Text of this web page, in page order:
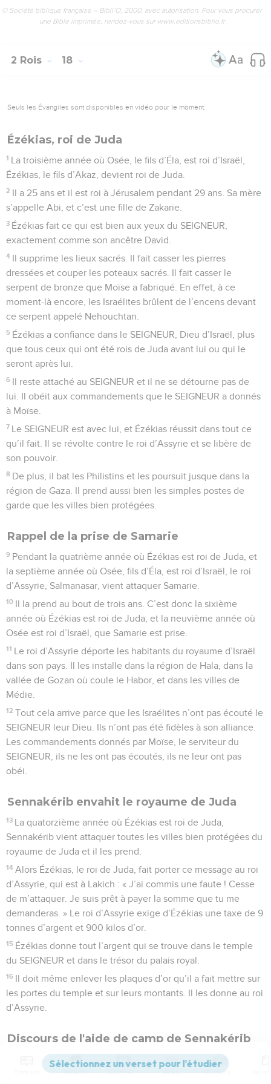
© Société biblique française – Bibli’O, 2000, avec autorisation. Pour vous procurer
une Bible imprimée, rendez-vous sur www.editionsbiblio.fr
2 Rois 18
Seuls les Évangiles sont disponibles en vidéo pour le moment.
Ézékias, roi de Juda
1 La troisième année où Osée, le fils d’Éla, est roi d’Israël,
Ézékias, le fils d’Akaz, devient roi de Juda.
2 Il a 25 ans et il est roi à Jérusalem pendant 29 ans. Sa mère
s’appelle Abi, et c’est une fille de Zakarie.
3 Ézékias fait ce qui est bien aux yeux du SEIGNEUR,
exactement comme son ancêtre David.
4 Il supprime les lieux sacrés. Il fait casser les pierres
dressées et couper les poteaux sacrés. Il fait casser le
serpent de bronze que Moïse a fabriqué. En effet, à ce
moment-là encore, les Israélites brûlent de l’encens devant
ce serpent appelé Nehouchtan.
5 Ézékias a confiance dans le SEIGNEUR, Dieu d’Israël, plus
que tous ceux qui ont été rois de Juda avant lui ou qui le
seront après lui.
6 Il reste attaché au SEIGNEUR et il ne se détourne pas de
lui. Il obéit aux commandements que le SEIGNEUR a donnés
à Moïse.
7 Le SEIGNEUR est avec lui, et Ézékias réussit dans tout ce
qu’il fait. Il se révolte contre le roi d’Assyrie et se libère de
son pouvoir.
8 De plus, il bat les Philistins et les poursuit jusque dans la
région de Gaza. Il prend aussi bien les simples postes de
garde que les villes bien protégées.
Rappel de la prise de Samarie
9 Pendant la quatrième année où Ézékias est roi de Juda, et
la septième année où Osée, fils d’Éla, est roi d’Israël, le roi
d’Assyrie, Salmanasar, vient attaquer Samarie.
10 Il la prend au bout de trois ans. C’est donc la sixième
année où Ézékias est roi de Juda, et la neuvième année où
Osée est roi d’Israël, que Samarie est prise.
11 Le roi d’Assyrie déporte les habitants du royaume d’Israël
dans son pays. Il les installe dans la région de Hala, dans la
vallée de Gozan où coule le Habor, et dans les villes de
Médie.
12 Tout cela arrive parce que les Israélites n’ont pas écouté le
SEIGNEUR leur Dieu. Ils n’ont pas été fidèles à son alliance.
Les commandements donnés par Moïse, le serviteur du
SEIGNEUR, ils ne les ont pas écoutés, ils ne leur ont pas
obéi.
Sennakérib envahit le royaume de Juda
13 La quatorzième année où Ézékias est roi de Juda,
Sennakérib vient attaquer toutes les villes bien protégées du
royaume de Juda et il les prend.
14 Alors Ézékias, le roi de Juda, fait porter ce message au roi
d’Assyrie, qui est à Lakich : « J’ai commis une faute ! Cesse
de m’attaquer. Je suis prêt à payer la somme que tu me
demanderas. » Le roi d’Assyrie exige d’Ézékias une taxe de 9
tonnes d’argent et 900 kilos d’or.
15 Ézékias donne tout l’argent qui se trouve dans le temple
du SEIGNEUR et dans le trésor du palais royal.
16 Il doit même enlever les plaques d’or qu’il a fait mettre sur
les portes du temple et sur leurs montants. Il les donne au roi
d’Assyrie.
Discours de l'aide de camp de Sennakérib
Le roi d’Assyrie se trouve à Lakich. De là, il envoie au roi
Ézékias, à Jérusalem, son général en chef, son chef des
Versions Commentaires Strong